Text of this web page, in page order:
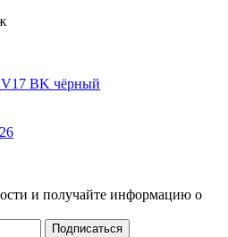
BK чёрный
и получайте информацию о
Подписаться